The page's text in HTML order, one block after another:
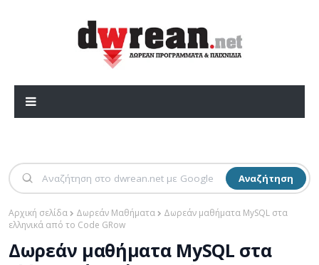
Αναζήτηση
Αρχική σελίδα Δωρεάν Μαθήματα
Δωρεάν μαθήματα MySQL στα
ελληνικά από το Code GRow
Δωρεάν μαθήματα MySQL στα